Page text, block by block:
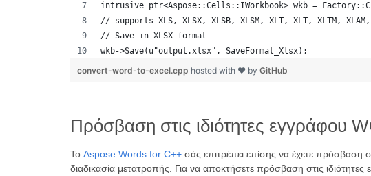
intrusive_ptr<Aspose::Cells::IWorkbook> wkb =
// supports XLS, XLSX, XLSB, XLSM, XLT, XLT, XLTM,
// Save in XLSX format
wkb->Save(u"output.xlsx", SaveFormat_Xlsx);
convert-word-to-excel.cpp hosted with ❤ by GitHub
Πρόσβαση στις ιδιότητες εγγράφου
Το Aspose.Words for C++ σάς επιτρέπει επίσης να έχετε πρόσβαση
διαδικασία μετατροπής. Για να αποκτήσετε πρόσβαση στις